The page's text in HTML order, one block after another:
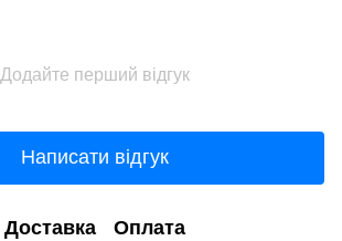
Додайте перший відгук
Написати відгук
Доставка Оплата